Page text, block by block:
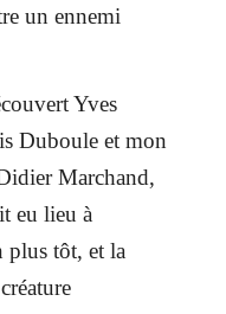
un ennemi
Yves
Duboule et mon
Marchand,
eu lieu à
plus tôt, et la